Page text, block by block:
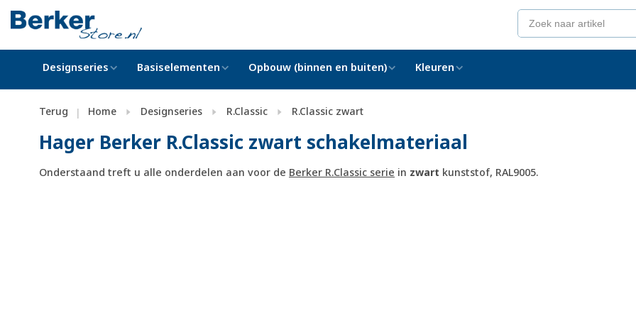
Designseries Basiselementen Opbouw (binnen en buiten) Kleuren
Terug | Home Designseries R.Classic R.Classic zwart
Hager Berker R.Classic zwart schakelmateriaal
Onderstaand treft u alle onderdelen aan voor de Berker R.Classic serie in zwart kunststof, RAL9005.